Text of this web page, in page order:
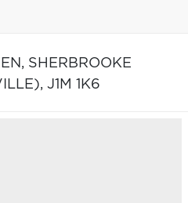
SHERBROOKE
J1M 1K6